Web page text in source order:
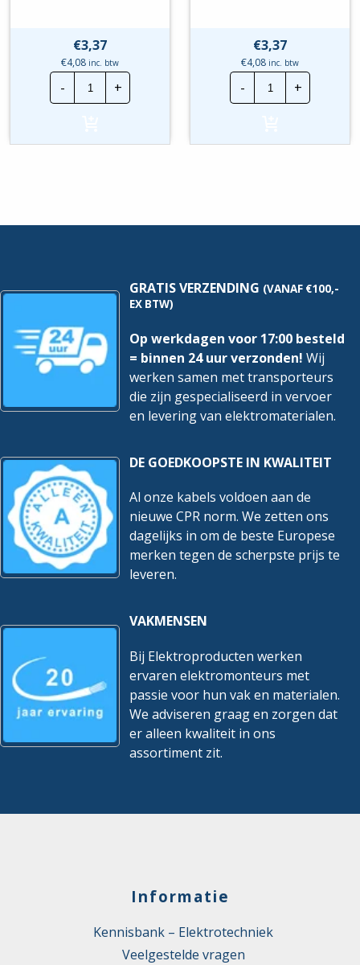
€3,37
€4,08 inc. btw
-
Gira
Systeem
55
Plaat
+
€3,37
€4,08 inc. btw
-
Gira
Systeem
55
Plaat
+
GRATIS VERZENDING (VANAF €100,-
EX BTW)
Op werkdagen voor 17:00 besteld
= binnen 24 uur verzonden! Wij
werken samen met transporteurs
die zijn gespecialiseerd in vervoer
en levering van elektromaterialen.
DE GOEDKOOPSTE IN KWALITEIT
Al onze kabels voldoen aan de
nieuwe CPR norm. We zetten ons
dagelijks in om de beste Europese
merken tegen de scherpste prijs te
leveren.
VAKMENSEN
Bij Elektroproducten werken
ervaren elektromonteurs met
passie voor hun vak en materialen.
We adviseren graag en zorgen dat
er alleen kwaliteit in ons
assortiment zit.
Informatie
Kennisbank – Elektrotechniek
Veelgestelde vragen